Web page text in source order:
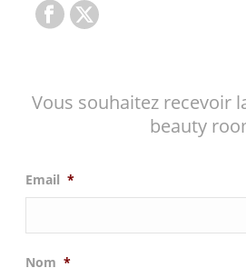
Vous souhaitez recevoir
beauty
Email *
Nom *